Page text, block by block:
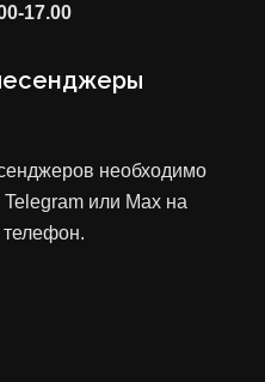
17.00
необходимо
или Max на